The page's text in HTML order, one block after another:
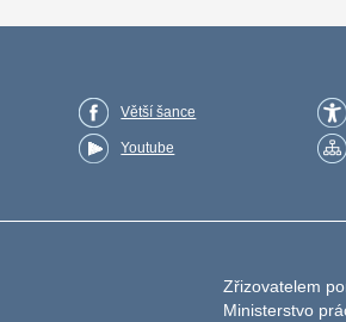
Větší šance
Youtube
Zřizovatelem
Ministerstvo